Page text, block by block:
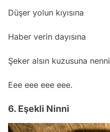
Düşer yolun kıyısına
Haber verin dayısına
Şeker alsın kuzusuna nenni
Eee eee eee eee.
6. Eşekli Ninni